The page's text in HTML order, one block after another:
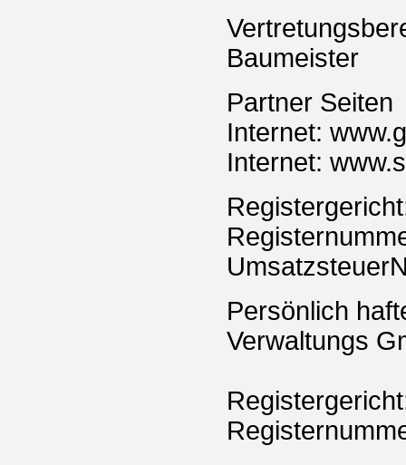
Baumeister
Partner Seiten
Internet:
Internet:
Persönlich
Verwaltungs